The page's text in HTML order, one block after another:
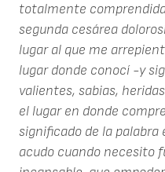
totalmente
segunda cesárea
lugar al que me
lugar donde conocí -y
valientes, sabias,
el lugar en donde
significado de la palabra
acudo cuando necesito